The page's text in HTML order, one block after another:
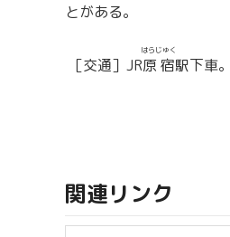
とがある。
［交通］JR原宿
はらじゅく
駅下車。
関連リンク